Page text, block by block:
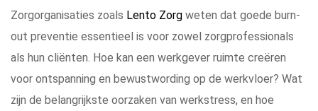
Zorgorganisaties zoals Lento Zorg weten dat goede burn-
out preventie essentieel is voor zowel zorgprofessionals
als hun cliënten. Hoe kan een werkgever ruimte creëren
voor ontspanning en bewustwording op de werkvloer? Wat
zijn de belangrijkste oorzaken van werkstress, en hoe